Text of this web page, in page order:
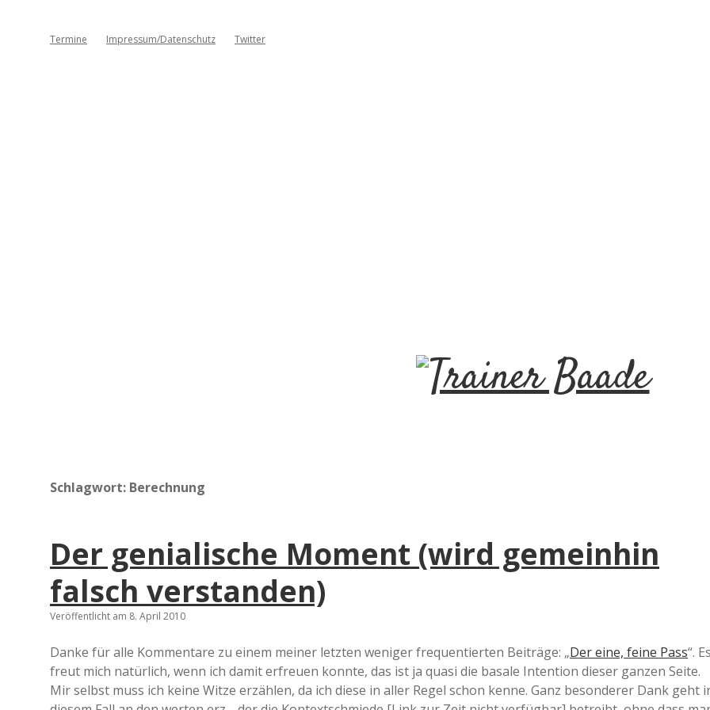
Termine Impressum/Datenschutz Twitter
T
n
r
Schlagwort: Berechnung
Der genialische Moment (wird gemeinhin
falsch verstanden)
Veröffentlicht am 8. April 2010
Danke für alle Kommentare zu einem meiner letzten weniger frequentierten Beiträge: „Der eine, feine Pass“. Es
freut mich natürlich, wenn ich damit erfreuen konnte, das ist ja quasi die basale Intention dieser ganzen Seite.
Mir selbst muss ich keine Witze erzählen, da ich diese in aller Regel schon kenne. Ganz besonderer Dank geht